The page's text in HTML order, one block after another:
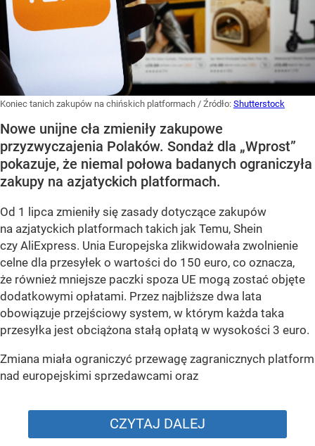
Koniec tanich zakupów na chińskich platformach / Źródło: Shutterstock
Nowe unijne cła zmieniły zakupowe
przyzwyczajenia Polaków. Sondaż dla „Wprost”
pokazuje, że niemal połowa badanych ograniczyła
zakupy na azjatyckich platformach.
Od 1 lipca zmieniły się zasady dotyczące zakupów
na azjatyckich platformach takich jak Temu, Shein
czy AliExpress. Unia Europejska zlikwidowała zwolnienie
celne dla przesyłek o wartości do 150 euro, co oznacza,
że również mniejsze paczki spoza UE mogą zostać objęte
dodatkowymi opłatami. Przez najbliższe dwa lata
obowiązuje przejściowy system, w którym każda taka
przesyłka jest obciążona stałą opłatą w wysokości 3 euro.
Zmiana miała ograniczyć przewagę zagranicznych platform
nad europejskimi sprzedawcami oraz
CZYTAJ DALEJ